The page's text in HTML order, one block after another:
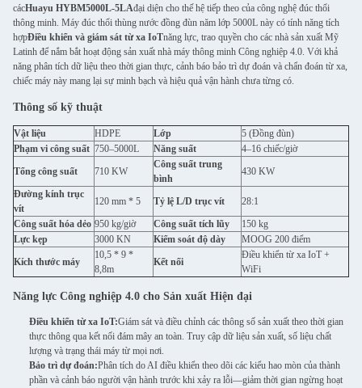
cácHuayu HYBM5000L-5LAđại diện cho thế hệ tiếp theo của công nghệ đúc thổi
thông minh. Máy đúc thổi thùng nước đồng đùn năm lớp 5000L này có tính năng tích
hợpĐiều khiển và giám sát từ xa IoTnăng lực, trao quyền cho các nhà sản xuất Mỹ
Latinh để nắm bắt hoạt động sản xuất nhà máy thông minh Công nghiệp 4.0. Với khả
năng phân tích dữ liệu theo thời gian thực, cảnh báo bảo trì dự đoán và chẩn đoán từ xa,
chiếc máy này mang lại sự minh bạch và hiệu quả vận hành chưa từng có.
Thông số kỹ thuật
Vật liệu HDPE Lớp
5 (Đồng đùn)
Phạm vi công suất 750–5000L Năng suất
4–16 chiếc/giờ
Tổng công suất
710 KW
Công suất trung
bình
430 KW
Đường kính trục
vít
120 mm * 5 Tỷ lệ L/D trục vít
28:1
Công suất hóa dẻo 950 kg/giờ Công suất tích lũy
150 kg
Lực kẹp
3000 KN Kiểm soát độ dày
MOOG 200 điểm
Kích thước máy
10,5 * 9 *
8,8m
Kết nối
Điều khiển từ xa IoT +
WiFi
Năng lực Công nghiệp 4.0 cho Sản xuất Hiện đại
Điều khiển từ xa IoT:Giám sát và điều chỉnh các thông số sản xuất theo thời gian
thực thông qua kết nối đám mây an toàn. Truy cập dữ liệu sản xuất, số liệu chất
lượng và trạng thái máy từ mọi nơi.
Bảo trì dự đoán:Phân tích do AI điều khiển theo dõi các kiểu hao mòn của thành
phần và cảnh báo người vận hành trước khi xảy ra lỗi—giảm thời gian ngừng hoạt